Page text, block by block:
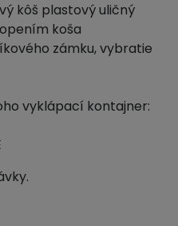
kôš plastový uličný
koša
zámku, vybratie
vyklápací kontajner: